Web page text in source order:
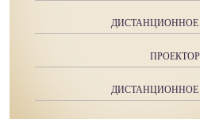
ДИСТАНЦИОННОЕ
ДИСТАНЦИОННОЕ